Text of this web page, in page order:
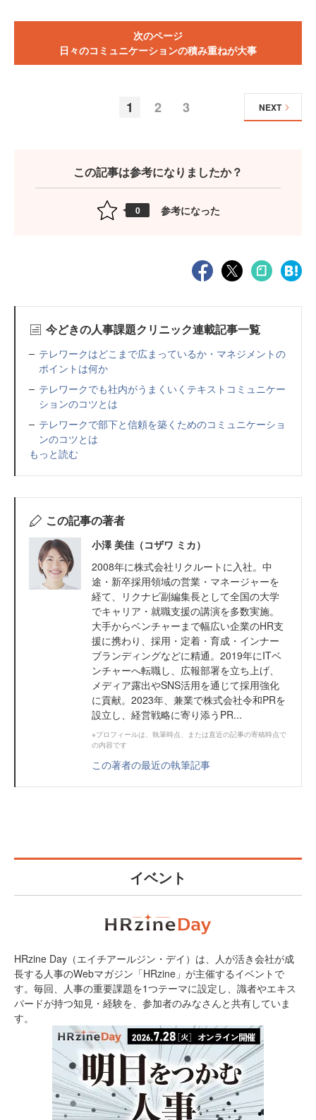
次のページ
日々のコミュニケーションの積み重ねが大事
1 2 3 NEXT
この記事は参考になりましたか？
0 参考になった
今どきの人事課題クリニック連載記事一覧
テレワークはどこまで広まっているか・マネジメントの
ポイントは何か
テレワークでも社内がうまくいくテキストコミュニケー
ションのコツとは
テレワークで部下と信頼を築くためのコミュニケーショ
ンのコツとは
もっと読む
この記事の著者
小澤 美佳（コザワ ミカ）
2008年に株式会社リクルートに入社。中
途・新卒採用領域の営業・マネージャーを
経て、リクナビ副編集長として全国の大学
でキャリア・就職支援の講演を多数実施。
大手からベンチャーまで幅広い企業のHR支
援に携わり、採用・定着・育成・インナー
ブランディングなどに精通。2019年にITベ
ンチャーへ転職し、広報部署を立ち上げ、
メディア露出やSNS活用を通じて採用強化
に貢献。2023年、兼業で株式会社令和PRを
設立し、経営戦略に寄り添うPR...
※プロフィールは、執筆時点、または直近の記事の寄稿時点で
の内容です
この著者の最近の執筆記事
イベント
HRzine Day（エイチアールジン・デイ）は、人が活き会社が成
長する人事のWebマガジン「HRzine」が主催するイベントで
す。毎回、人事の重要課題を1つテーマに設定し、識者やエキス
パードが持つ知見・経験を、参加者のみなさんと共有していま
す。